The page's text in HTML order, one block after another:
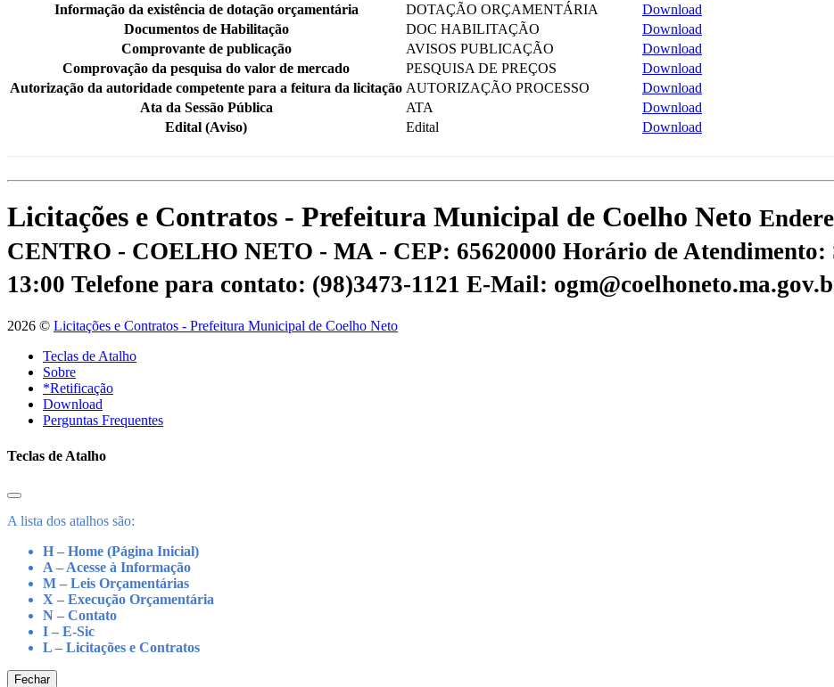
Informação da existência de dotação orçamentária
DOTAÇÃO ORÇAMENTÁRIA
Download
Documentos de Habilitação
DOC HABILITAÇÃO
Download
Comprovante de publicação
AVISOS PUBLICAÇÃO
Download
Comprovação da pesquisa do valor de mercado
PESQUISA DE PREÇOS
Download
Autorização da autoridade competente para a feitura da licitação AUTORIZAÇÃO PROCESSO
Download
Ata da Sessão Pública
ATA
Download
Edital (Aviso)
Edital Download
Licitações e Contratos - Prefeitura Municipal de Coelho Neto
CENTRO - COELHO NETO - MA - CEP: 65620000 Horário de Atendimento:
13:00 Telefone para contato: (98)3473-1121 E-Mail:
2026 © Licitações e Contratos - Prefeitura Municipal de Coelho Neto
Teclas de Atalho
Sobre
*Retificação
Download
Perguntas Frequentes
Teclas de Atalho
A lista dos atalhos são:
H – Home (Página Inicial)
A – Acesse à Informação
M – Leis Orçamentárias
X – Execução Orçamentária
N – Contato
I – E-Sic
L – Licitações e Contratos
Fechar